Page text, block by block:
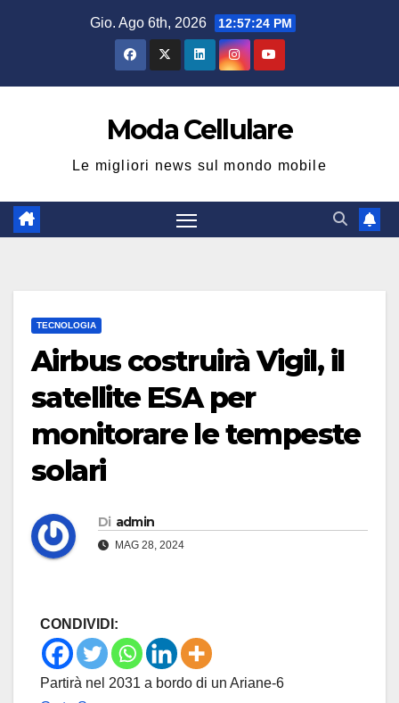
Gio. Ago 6th, 2026 12:57:25 PM
Moda Cellulare
Le migliori news sul mondo mobile
TECNOLOGIA
Airbus costruirà Vigil, il
satellite ESA per
monitorare le tempeste
solari
Di admin
MAG 28, 2024
CONDIVIDI:
Partirà nel 2031 a bordo di un Ariane-6